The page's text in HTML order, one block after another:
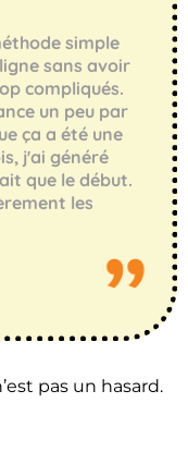
simple
sans avoir
compliqués.
un peu par
ça a été une
j'ai généré
que le début.
les
pas un hasard.